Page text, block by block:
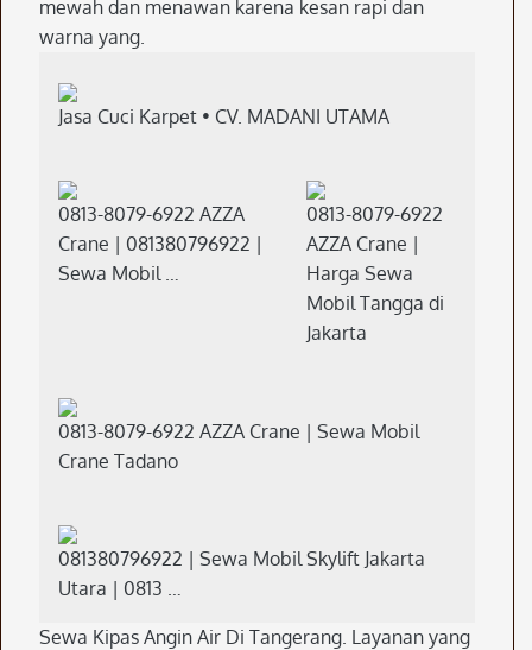
mewah dan menawan karena kesan rapi dan
warna yang.
Jasa Cuci Karpet • CV. MADANI UTAMA
0813-8079-6922 AZZA
Crane | 081380796922 |
Sewa Mobil …
0813-8079-6922
AZZA Crane |
Harga Sewa
Mobil Tangga di
Jakarta
0813-8079-6922 AZZA Crane | Sewa Mobil
Crane Tadano
081380796922 | Sewa Mobil Skylift Jakarta
Utara | 0813 …
Sewa Kipas Angin Air Di Tangerang. Layanan yang